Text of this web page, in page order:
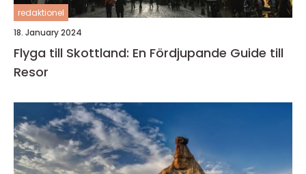
redaktionel
18. January 2024
Flyga till Skottland: En Fördjupande Guide till
Resor